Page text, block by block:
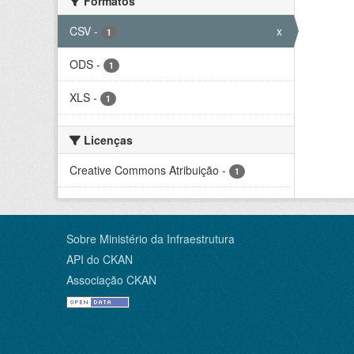
CSV - 1 x
ODS - 1
XLS - 1
Licenças
Creative Commons Atribuição - 1
Sobre Ministério da Infraestrutura
API do CKAN
Associação CKAN